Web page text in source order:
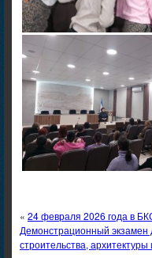
« 24 февраля 2026 года в
Демонстрационный экзамен
строительства,